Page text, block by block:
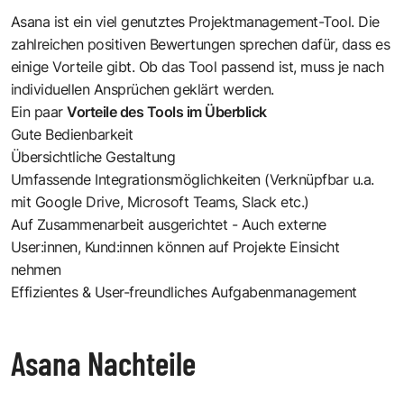
Asana ist ein viel genutztes Projektmanagement-Tool. Die
zahlreichen positiven Bewertungen sprechen dafür, dass es
einige Vorteile gibt. Ob das Tool passend ist, muss je nach
individuellen Ansprüchen geklärt werden.
Ein paarVorteile des Tools im Überblick
Gute Bedienbarkeit
Übersichtliche Gestaltung
Umfassende Integrationsmöglichkeiten (Verknüpfbar u.a.
mit Google Drive, Microsoft Teams, Slack etc.)
Auf Zusammenarbeit ausgerichtet - Auch externe
User:innen, Kund:innen können auf Projekte Einsicht
nehmen
Effizientes & User-freundliches Aufgabenmanagement
Asana Nachteile